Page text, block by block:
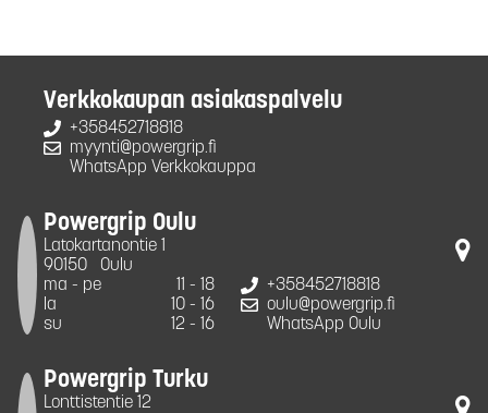
Verkkokaupan asiakaspalvelu
+358452718818
myynti@powergrip.fi
WhatsApp Verkkokauppa
Powergrip Oulu
Latokartanontie 1
90150
Oulu
ma - pe
11 - 18
la
10 - 16
su
12 - 16
+358452718818
oulu@powergrip.fi
WhatsApp Oulu
Powergrip Turku
Lonttistentie 12